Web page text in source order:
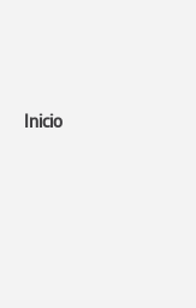
Inicio